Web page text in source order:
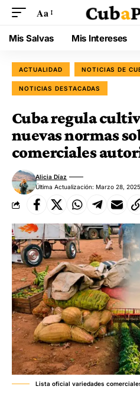
Aa
Mis Salvas Mis Intereses
ACTUALIDAD NOTICIAS DE
NOTICIAS DESTACADAS
Cuba regula
nuevas normas
comerciales
Última Actualización: Marzo 28,
Alicia Díaz
Lista oficial variedades